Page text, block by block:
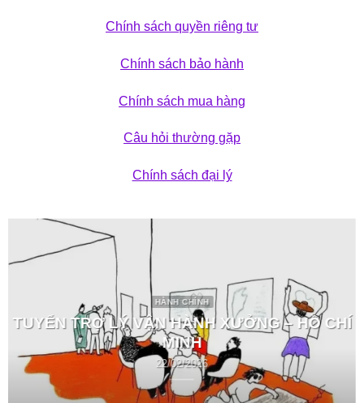
Chính sách quyền riêng tư
Chính sách bảo hành
Chính sách mua hàng
Câu hỏi thường gặp
Chính sách đại lý
HÀNH CHÍNH
TUYỂN TRỢ LÝ VẬN HÀNH XƯỞNG – HỒ CHÍ
MINH
22/02/2026